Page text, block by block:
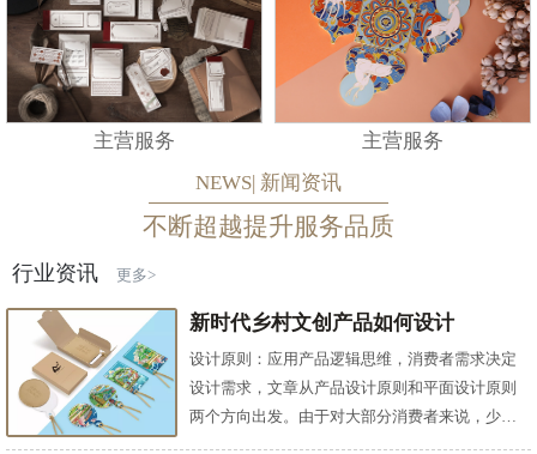
主营服务
主营服务
NEWS| 新闻资讯
不断超越提升服务品质
行业资讯 更多>
新时代乡村文创产品如何设计
设计原则：应用产品逻辑思维，消费者需求决定
设计需求，文章从产品设计原则和平面设计原则
两个方向出发。由于对大部分消费者来说，少数